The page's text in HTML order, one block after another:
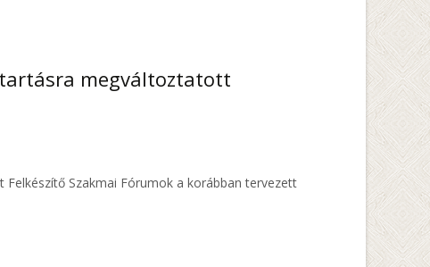
megváltoztatott
Felkészítő Szakmai Fórumok a korábban tervezett